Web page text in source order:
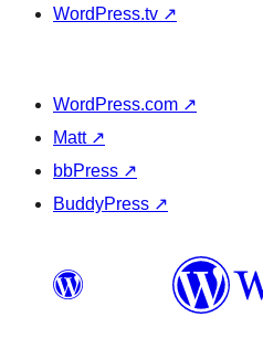
WordPress.tv ↗
WordPress.com ↗
Matt ↗
bbPress ↗
BuddyPress ↗